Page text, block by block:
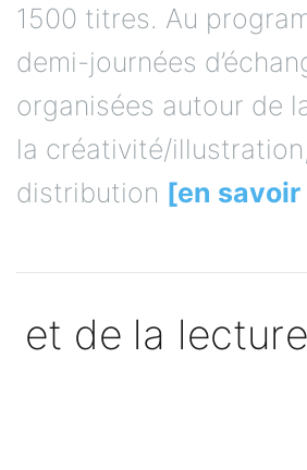
1500 titres. Au
demi-journées
organisées autour de
la créativité/
distribution [en